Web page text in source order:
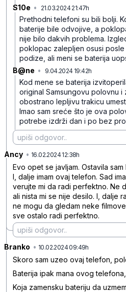
S10e • 21.03.2024 21:47h
Prethodni telefoni su bili bolji.
baterije bile odvojive, a
nije bilo dakvih problema.
poklopac zalepljen osusi
podize, ali meni se baterija
B@ne • 9.04.2024 19:42h
Kod mene se baterija
original Samsungovu polovnu i
obostrano lepljivu trakicu
Imao sam sreće što je ova
potrebe izdrži dan i po bez
Ancy • 16.02.2024 12:38h
Evo opet se javljam. Ostavila
I, dalje imam ovaj telefon. Sad
verujte mi da radi perfektno. Ne
ali nista mi se nije desilo. I, dalje
ne mogu da gledam neke
sve ostalo radi perfektno.
Branko • 10.02.2024 09:49h
Skoro sam uzeo ovaj telefon,
Baterija ipak mana ovog
Koja zamensku bateriju da